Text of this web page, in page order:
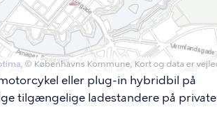
eller plug-in hybridbil på
tilgængelige ladestandere på private